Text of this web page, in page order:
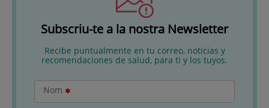
Subscriu-te a la nostra Newsletter
Recibe puntualmente en tu correo, noticias y
recomendaciones de salud, para ti y los tuyos.
Nom